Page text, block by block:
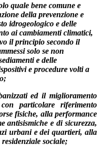
quale bene comune e
della prevenzione e
idrogeologico e delle
ai cambiamenti climatici,
il principio secondo il
solo se non
e delle
e procedure volti a
ed il miglioramento
particolare riferimento
fisiche, alla performance
antisismiche e di sicurezza,
urbani e dei quartieri, alla
sociale;